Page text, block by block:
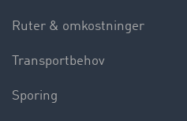
Ruter & omkostninger
Transportbehov
Sporing